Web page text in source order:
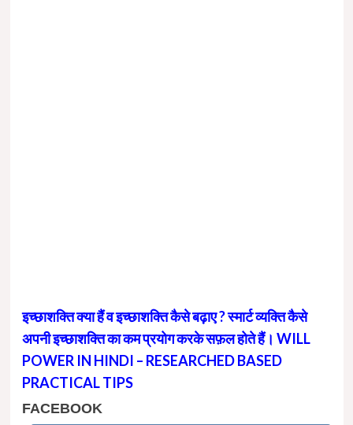
इच्छाशक्ति क्या हैं व इच्छाशक्ति कैसे बढ़ाए ? स्मार्ट व्यक्ति कैसे
अपनी इच्छाशक्ति का कम प्रयोग करके सफ़ल होते हैं। WILL
POWER IN HINDI – RESEARCHED BASED
PRACTICAL TIPS
FACEBOOK